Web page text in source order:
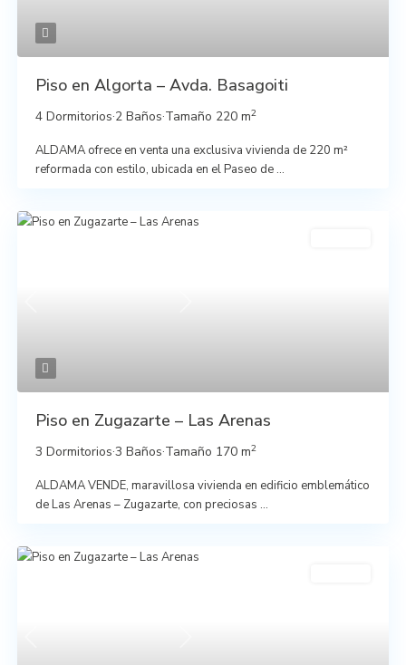
Piso en Algorta – Avda. Basagoiti
4 Dormitorios·2 Baños·Tamaño 220 m2
ALDAMA ofrece en venta una exclusiva vivienda de 220 m²
reformada con estilo, ubicada en el Paseo de ...
Piso en Zugazarte – Las Arenas
3 Dormitorios·3 Baños·Tamaño 170 m2
ALDAMA VENDE, maravillosa vivienda en edificio emblemático
de Las Arenas – Zugazarte, con preciosas ...